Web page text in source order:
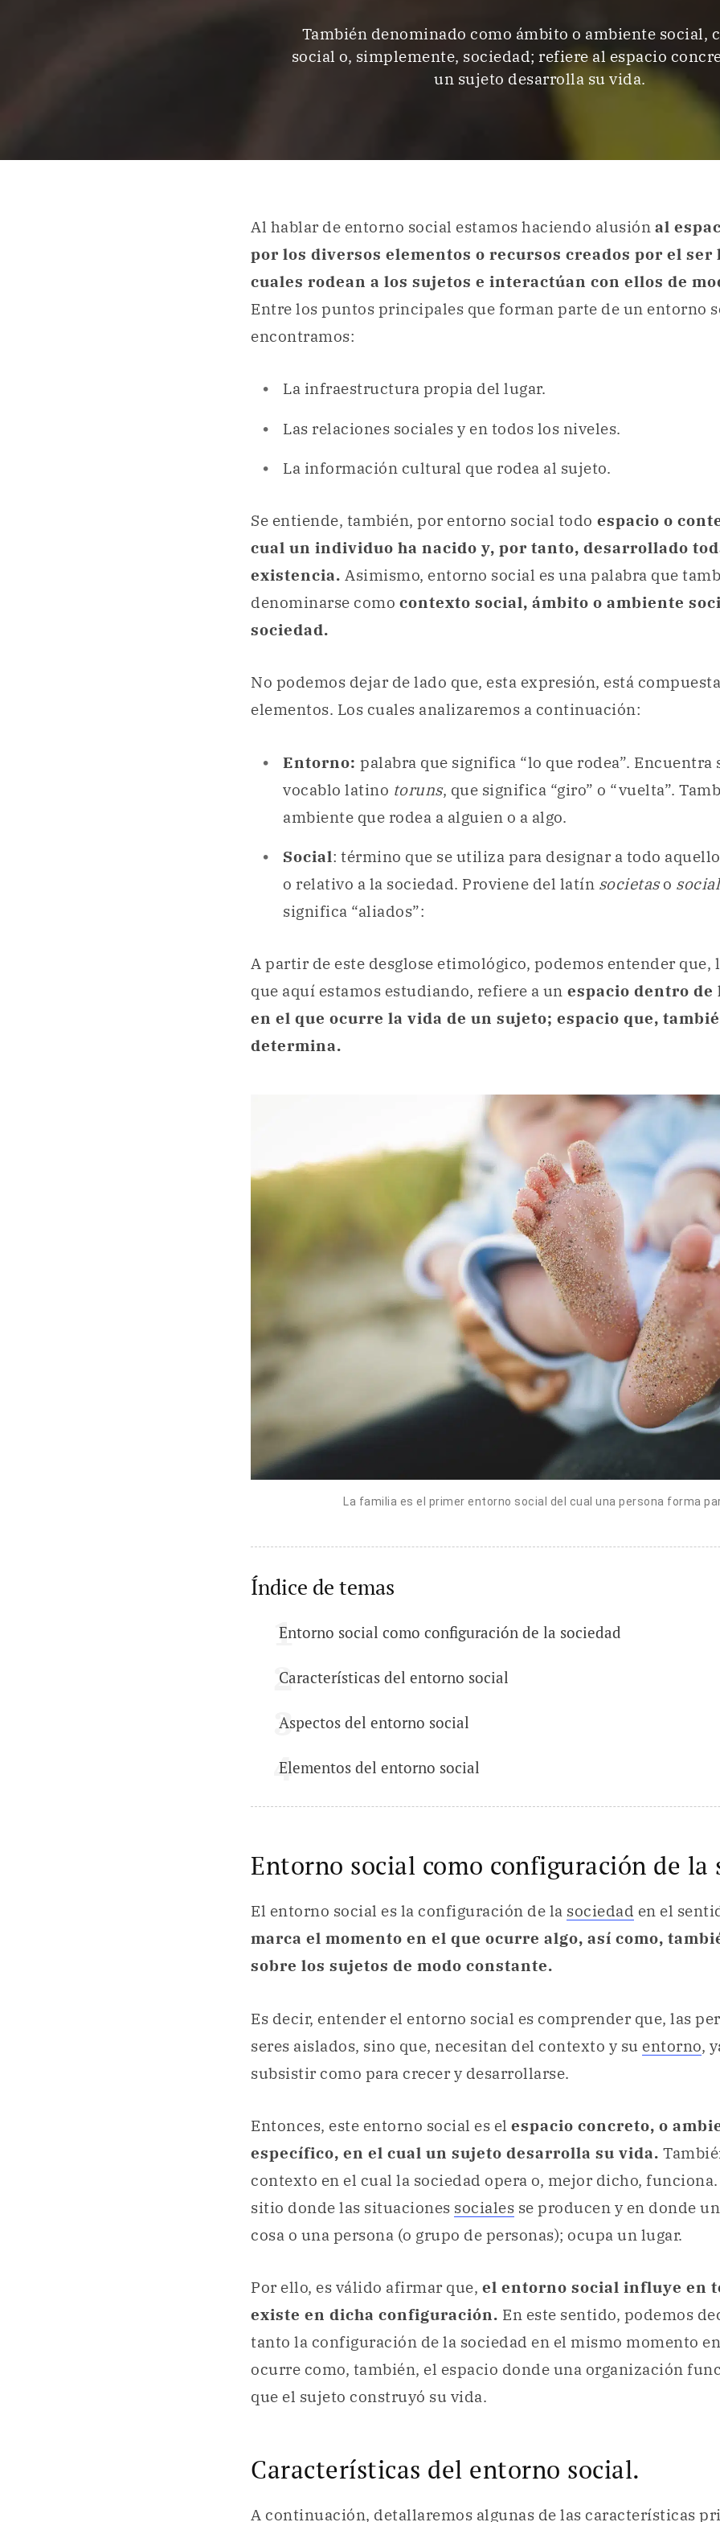
También denominado como ámbito o ambiente social,
social o, simplemente, sociedad; refiere al espacio
un sujeto desarrolla su vida.
Al hablar de entorno social estamos haciendo alusión al
por los diversos elementos o recursos creados por el ser
cuales rodean a los sujetos e interactúan con ellos de
Entre los puntos principales que forman parte de un entorno
encontramos:
La infraestructura propia del lugar.
Las relaciones sociales y en todos los niveles.
La información cultural que rodea al sujeto.
Se entiende, también, por entorno social todo espacio o
cual un individuo ha nacido y, por tanto, desarrollado
existencia. Asimismo, entorno social es una palabra que
denominarse como contexto social, ámbito o ambiente
sociedad.
No podemos dejar de lado que, esta expresión, está
elementos. Los cuales analizaremos a continuación:
Entorno: palabra que significa “lo que rodea”. Encuentra
vocablo latino toruns, que significa “giro” o “vuelta”.
ambiente que rodea a alguien o a algo.
Social: término que se utiliza para designar a todo
o relativo a la sociedad. Proviene del latín societaso
significa “aliados”:
A partir de este desglose etimológico, podemos entender que,
que aquí estamos estudiando, refiere a un espacio dentro de
en el que ocurre la vida de un sujeto; espacio que,
determina.
La familia es el primer entorno social del cual una persona forma
Índice de temas
Entorno social como configuración de la sociedad
Características del entorno social
Aspectos del entorno social
Elementos del entorno social
Entorno social como configuración de la
El entorno social es la configuración de la sociedad en el
marca el momento en el que ocurre algo, así como,
sobre los sujetos de modo constante.
Es decir, entender el entorno social es comprender que, las
seres aislados, sino que, necesitan del contexto y su entorno,
subsistir como para crecer y desarrollarse.
Entonces, este entorno social es el espacio concreto, o
específico, en el cual un sujeto desarrolla su vida.
contexto en el cual la sociedad opera o, mejor dicho, funciona.
sitio donde las situaciones sociales se producen y en donde
cosa o una persona (o grupo de personas); ocupa un lugar.
Por ello, es válido afirmar que, el entorno social influye en
existe en dicha configuración. En este sentido, podemos
tanto la configuración de la sociedad en el mismo momento
ocurre como, también, el espacio donde una organización
que el sujeto construyó su vida.
Características del entorno social.
A continuación, detallaremos algunas de las características